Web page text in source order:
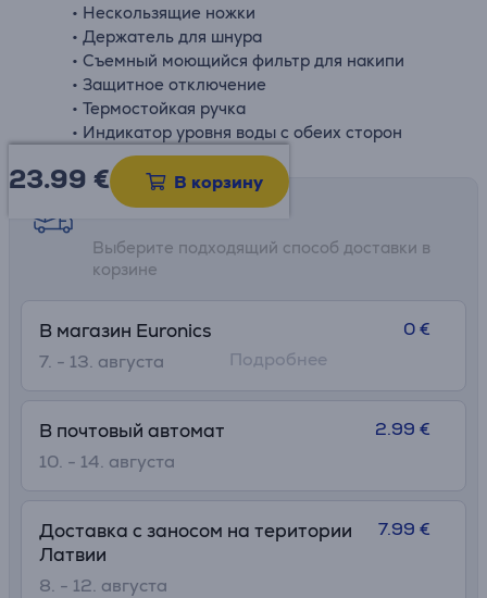
• Нескользящие ножки
• Держатель для шнура
• Съемный моющийся фильтр для накипи
• Защитное отключение
• Термостойкая ручка
• Индикатор уровня воды с обеих сторон
23.99 € В корзину
Возможности доставки
Выберите подходящий способ доставки в
корзине
В магазин Euronics
7. - 13. августа
0 €
Подробнее
В почтовый автомат
10. - 14. августа
2.99 €
Доставка с заносом на територии
Латвии
8. - 12. августа
7.99 €